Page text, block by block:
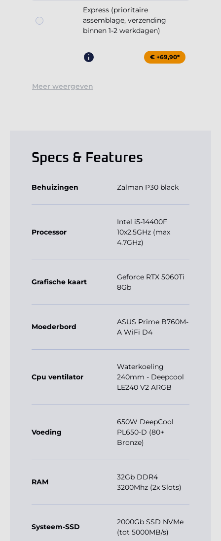
Express (prioritaire
assemblage, verzending
binnen 1-2 werkdagen)
€ +69,90*
Meer weergeven
Specs & Features
Behuizingen Zalman P30 black
Processor
Intel i5-14400F
10x2.5GHz (max
4.7GHz)
Grafische kaart
Geforce RTX 5060Ti
8Gb
Moederbord
ASUS Prime B760M-
A WiFi D4
Cpu ventilator
Waterkoeling
240mm - Deepcool
LE240 V2 ARGB
Voeding
650W DeepCool
PL650-D (80+
Bronze)
RAM
32Gb DDR4
3200Mhz (2x Slots)
Systeem-SSD
2000Gb SSD NVMe
(tot 5000MB/s)